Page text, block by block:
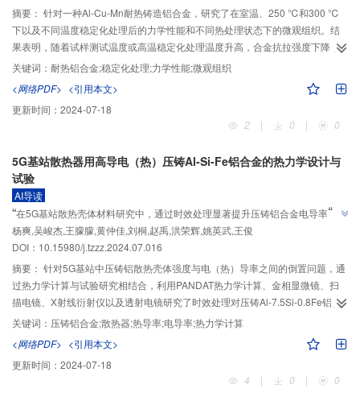
摘要： 针对一种Al-Cu-Mn耐热铸造铝合金，研究了在室温、250 ℃和300 ℃
下以及不同温度稳定化处理后的力学性能和不同热处理状态下的微观组织。结
果表明，随着试样测试温度或高温稳定化处理温度升高，合金抗拉强度下降，
伸长率升高，在300 ℃稳定化处理100 h后的抗拉强度最低，但也超过200
MPa。合金的主要强化相是θ相、S相、T相，高温稳定化处理后，θ相、T相发
生粗化，从而导致合金强度下降。
关键词： 耐热铝合金;稳定化处理;力学性能;微观组织
<网络PDF> <引用本文>
更新时间： 2024-07-18
2
| 0 | 0
5G基站散热器用高导电（热）压铸Al-Si-Fe铝合金的热力学设计与
试验
AI导读
“在5G基站散热壳体材料研究中，通过时效处理显著提升压铸铝合金电导率，为
5G通信设备散热问题提供解决方案。”
”
杨爽,吴峻杰,王朦朦,黄仲佳,刘桐,赵禹,洪荣辉,姚英武,王俊
DOI：10.15980/j.tzzz.2024.07.016
摘要： 针对5G基站中压铸铝散热壳体强度与电（热）导率之间的倒置问题，通
过热力学计算与试验研究相结合，利用PANDAT热力学计算、金相显微镜、扫
描电镜、X射线衍射仪以及透射电镜研究了时效处理对压铸Al-7.5Si-0.8Fe铝合
金的显微组织以及导电性能的影响。结果表明，320 ℃×1 h时效处理能够显著
提升压铸铝合金的电导率，时效组织中沿晶界和晶内分别析出了Al-Fe-Si三元相
和Si相，降低了Fe、Si元素在铝基体中的固溶度。另外，经过时效处理，共晶
Si网链连续性变差、铝基体的连通性增强也是电导率提升的主要原因。
关键词： 压铸铝合金;散热器;热导率;电导率;热力学计算
<网络PDF> <引用本文>
更新时间： 2024-07-18
4
| 0 | 0